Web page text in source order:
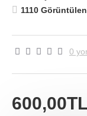
1110
0